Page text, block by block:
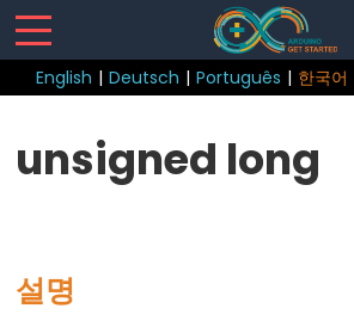
English | Deutsch | Português | 한국어
unsigned long
설명